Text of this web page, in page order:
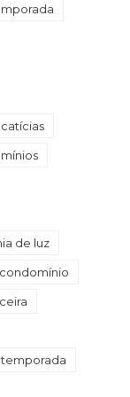
de luz